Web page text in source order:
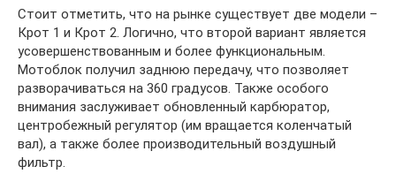
Стоит отметить, что на рынке существует две модели –
Крот 1 и Крот 2. Логично, что второй вариант является
усовершенствованным и более функциональным.
Мотоблок получил заднюю передачу, что позволяет
разворачиваться на 360 градусов. Также особого
внимания заслуживает обновленный карбюратор,
центробежный регулятор (им вращается коленчатый
вал), а также более производительный воздушный
фильтр.